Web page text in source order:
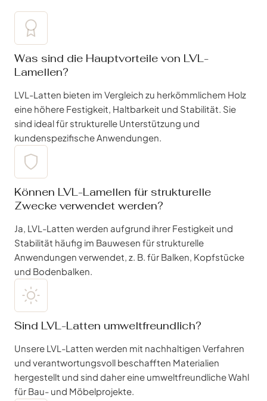
Was sind die Hauptvorteile von LVL-
Lamellen?
LVL-Latten bieten im Vergleich zu herkömmlichem Holz
eine höhere Festigkeit, Haltbarkeit und Stabilität. Sie
sind ideal für strukturelle Unterstützung und
kundenspezifische Anwendungen.
Können LVL-Lamellen für strukturelle
Zwecke verwendet werden?
Ja, LVL-Latten werden aufgrund ihrer Festigkeit und
Stabilität häufig im Bauwesen für strukturelle
Anwendungen verwendet, z. B. für Balken, Kopfstücke
und Bodenbalken.
Sind LVL-Latten umweltfreundlich?
Unsere LVL-Latten werden mit nachhaltigen Verfahren
und verantwortungsvoll beschafften Materialien
hergestellt und sind daher eine umweltfreundliche Wahl
für Bau- und Möbelprojekte.